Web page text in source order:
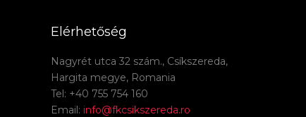
Elérhetőség
Nagyrét utca 32 szám., Csíkszereda,
Hargita megye, Romania
Tel: +40 755 754 160
Email: info@fkcsikszereda.ro